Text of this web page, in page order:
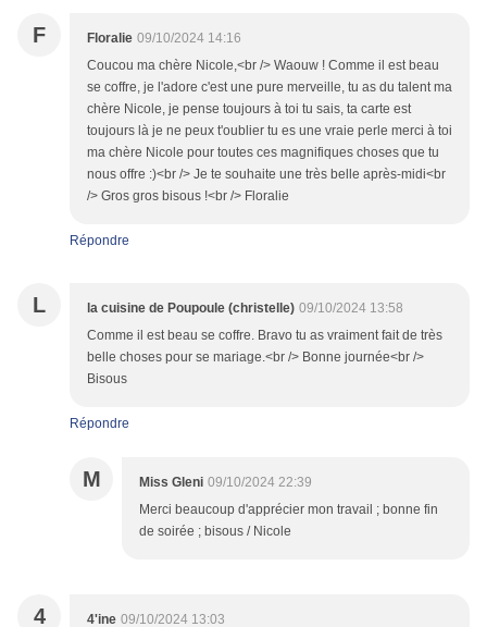
F Floralie 09/10/2024 14:16
Coucou ma chère Nicole,<br /> Waouw ! Comme il est beau
se coffre, je l'adore c'est une pure merveille, tu as du talent ma
chère Nicole, je pense toujours à toi tu sais, ta carte est
toujours là je ne peux t'oublier tu es une vraie perle merci à toi
ma chère Nicole pour toutes ces magnifiques choses que tu
nous offre :)<br /> Je te souhaite une très belle après-midi<br
/> Gros gros bisous !<br /> Floralie
Répondre
L la cuisine de Poupoule (christelle) 09/10/2024 13:58
Comme il est beau se coffre. Bravo tu as vraiment fait de très
belle choses pour se mariage.<br /> Bonne journée<br />
Bisous
Répondre
M Miss Gleni 09/10/2024 22:39
Merci beaucoup d'apprécier mon travail ; bonne fin
de soirée ; bisous / Nicole
4 4'ine 09/10/2024 13:03